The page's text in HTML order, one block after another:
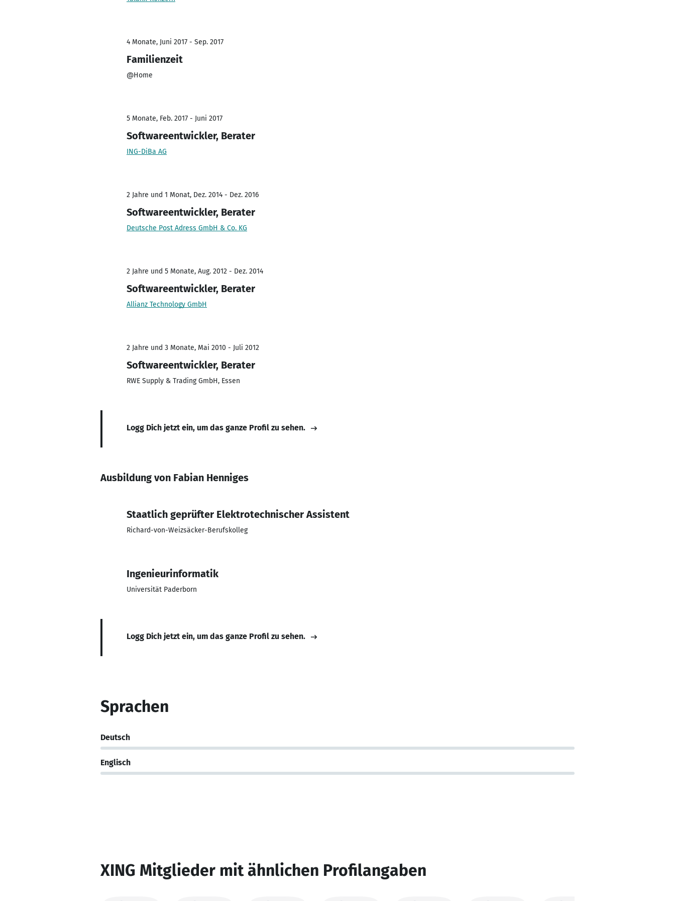
4 Monate, Juni 2017 - Sep. 2017
Familienzeit
@Home
5 Monate, Feb. 2017 - Juni 2017
Softwareentwickler, Berater
ING-DiBa AG
2 Jahre und 1 Monat, Dez. 2014 - Dez. 2016
Softwareentwickler, Berater
Deutsche Post Adress GmbH & Co. KG
2 Jahre und 5 Monate, Aug. 2012 - Dez. 2014
Softwareentwickler, Berater
Allianz Technology GmbH
2 Jahre und 3 Monate, Mai 2010 - Juli 2012
Softwareentwickler, Berater
RWE Supply & Trading GmbH, Essen
Logg Dich jetzt ein, um das ganze Profil zu sehen.
Ausbildung von Fabian Henniges
Staatlich geprüfter Elektrotechnischer Assistent
Richard-von-Weizsäcker-Berufskolleg
Ingenieurinformatik
Universität Paderborn
Logg Dich jetzt ein, um das ganze Profil zu sehen.
Sprachen
Deutsch
Englisch
XING Mitglieder mit ähnlichen Profilangaben